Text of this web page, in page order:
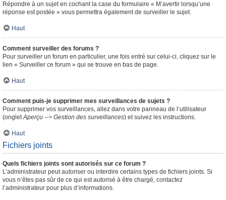
Répondre à un sujet en cochant la case du formulaire « M’avertir lorsqu’une
réponse est postée » vous permettra également de surveiller le sujet.
Haut
Comment surveiller des forums ?
Pour surveiller un forum en particulier, une fois entré sur celui-ci, cliquez sur le
lien « Surveiller ce forum » qui se trouve en bas de page.
Haut
Comment puis-je supprimer mes surveillances de sujets ?
Pour supprimer vos surveillances, allez dans votre panneau de l’utilisateur
(ongletAperçu --> Gestion des surveillances) et suivez les instructions.
Haut
Fichiers joints
Quels fichiers joints sont autorisés sur ce forum ?
L’administrateur peut autoriser ou interdire certains types de fichiers joints. Si
vous n’êtes pas sûr de ce qui est autorisé à être chargé, contactez
l’administrateur pour plus d’informations.